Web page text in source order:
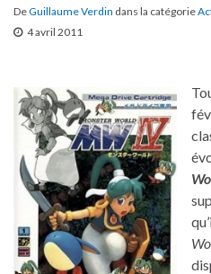
DeGuillaume Verdin dans la catégorie
4 avril 2011